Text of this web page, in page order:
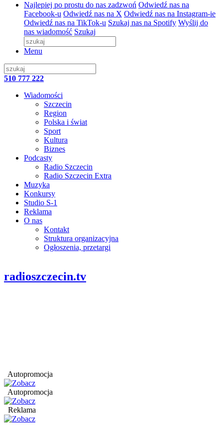
Najlepiej po prostu do nas zadzwoń Odwiedź nas na
Facebook-u Odwiedź nas na X Odwiedź nas na Instagram-ie
Odwiedź nas na TikTok-u Szukaj nas na Spotify Wyślij do
nas wiadomość Szukaj
Menu
510 777 222
Wiadomości
Szczecin
Region
Polska i świat
Sport
Kultura
Biznes
Podcasty
Radio Szczecin
Radio Szczecin Extra
Muzyka
Konkursy
Studio S-1
Reklama
O nas
Kontakt
Struktura organizacyjna
Ogłoszenia, przetargi
radioszczecin.tv
Autopromocja
Autopromocja
Reklama